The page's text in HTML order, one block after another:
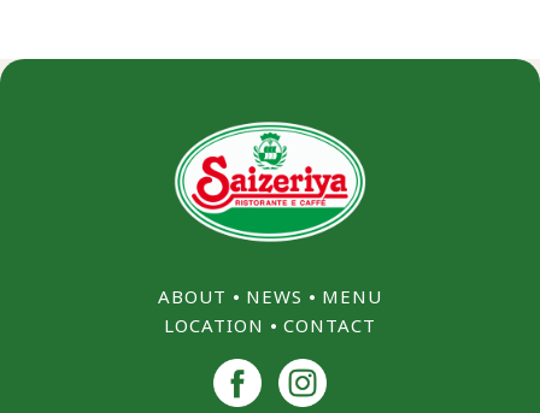
ABOUT ⦁ NEWS ⦁ MENU
LOCATION ⦁ CONTACT